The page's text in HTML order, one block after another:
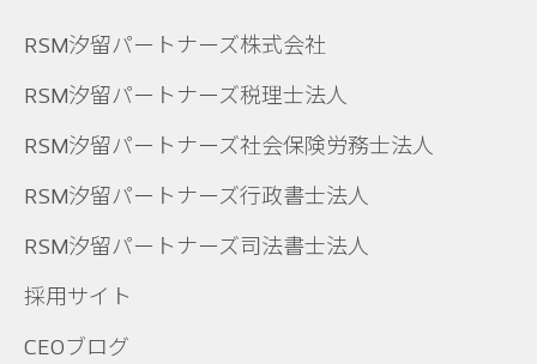
RSM汐留パートナーズ株式会社
RSM汐留パートナーズ税理士法人
RSM汐留パートナーズ社会保険労務士法人
RSM汐留パートナーズ行政書士法人
RSM汐留パートナーズ司法書士法人
採用サイト
CEOブログ